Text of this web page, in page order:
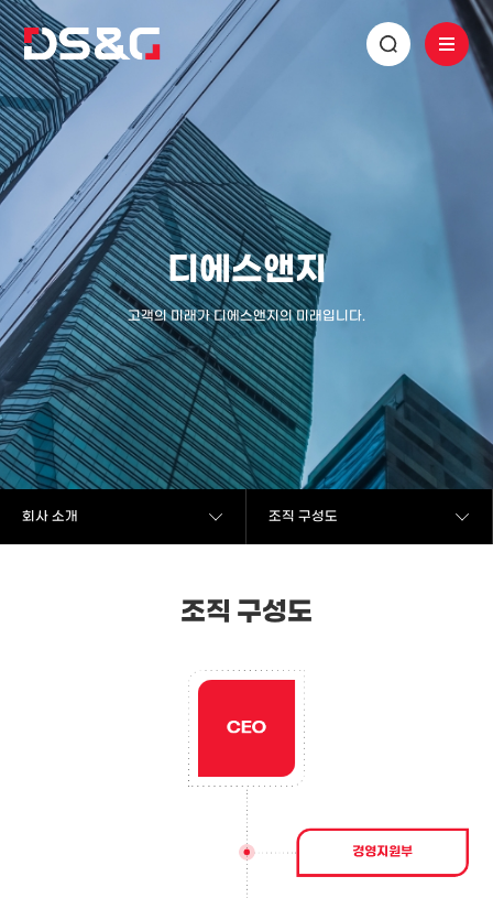
디에스앤지
고객의 미래가 디에스앤지의 미래입니다.
회사 소개 조직 구성도
조직 구성도